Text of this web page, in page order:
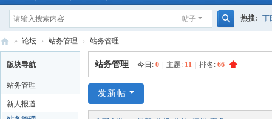
帖子
索
热搜: 丁
华
丁
» 论坛 › 站务管理 › 站务管理
版块导航
站务管理
新人报道
站务管理 今日: 0 主题: 11 排名: 66
发新帖